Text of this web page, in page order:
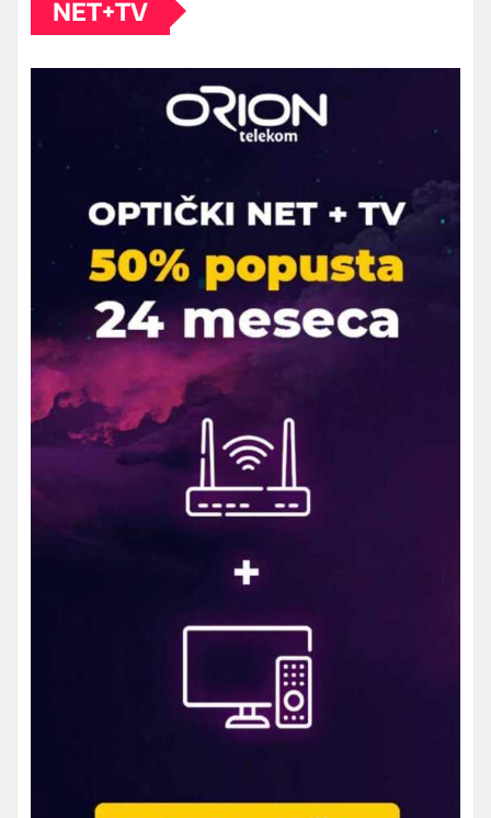
NET+TV